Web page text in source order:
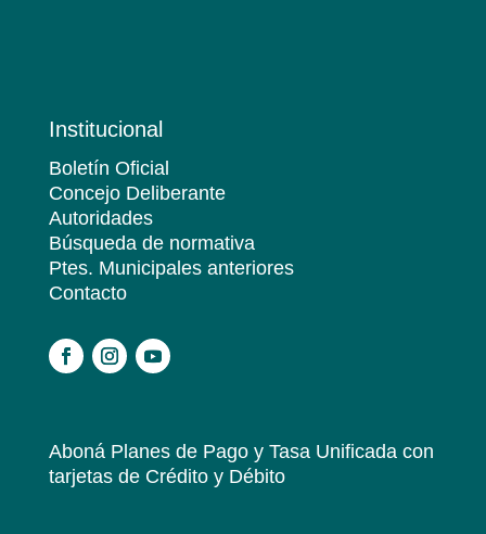
Institucional
Boletín Oficial
Concejo Deliberante
Autoridades
Búsqueda de normativa
Ptes. Municipales anteriores
Contacto
Aboná Planes de Pago y Tasa Unificadacon
tarjetas de Crédito y Débito